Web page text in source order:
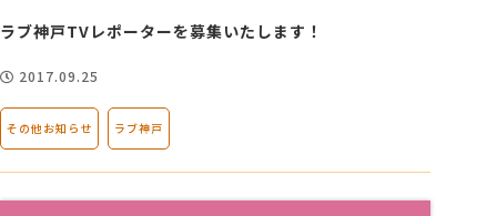
アクセス
採用情報
ラブ神戸TVレポーターを募集いたします！
2017.09.25
その他お知らせ ラブ神戸